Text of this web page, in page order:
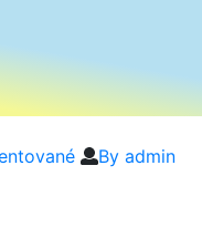
By admin